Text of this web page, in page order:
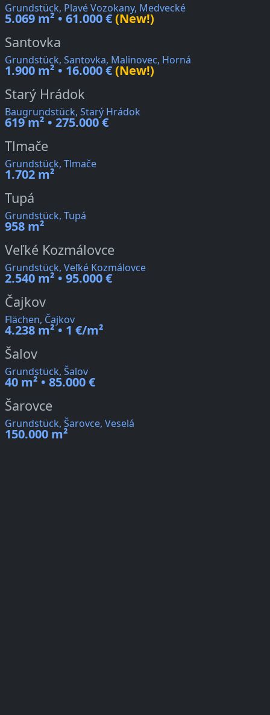
Grundstück, Plavé Vozokany, Medvecké
5.069 m² • 61.000 €(New!)
Santovka
Grundstück, Santovka, Malinovec, Horná
1.900 m² • 16.000 €(New!)
Starý Hrádok
Baugrundstück, Starý Hrádok
619 m² • 275.000 €
Tlmače
Grundstück, Tlmače
1.702 m²
Tupá
Grundstück, Tupá
958 m²
Veľké Kozmálovce
Grundstück, Veľké Kozmálovce
2.540 m² • 95.000 €
Čajkov
Flächen, Čajkov
4.238 m² • 1 €/m²
Šalov
Grundstück, Šalov
40 m² • 85.000 €
Šarovce
Grundstück, Šarovce, Veselá
150.000 m²